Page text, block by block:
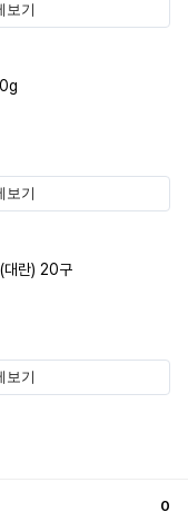
보기
보기
대란) 20구
보기
0